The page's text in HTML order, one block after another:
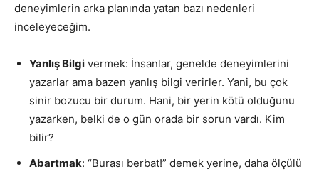
deneyimlerin arka planında yatan bazı nedenleri
inceleyeceğim.
Yanlış Bilgi vermek: İnsanlar, genelde deneyimlerini
yazarlar ama bazen yanlış bilgi verirler. Yani, bu çok
sinir bozucu bir durum. Hani, bir yerin kötü olduğunu
yazarken, belki de o gün orada bir sorun vardı. Kim
bilir?
Abartmak: “Burası berbat!” demek yerine, daha ölçülü